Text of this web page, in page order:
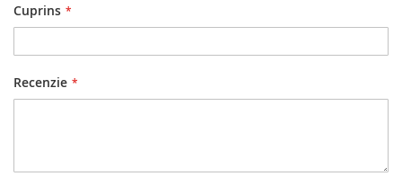
Cuprins
Recenzie